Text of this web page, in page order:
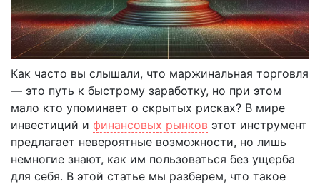
Как часто вы слышали, что маржинальная торговля
— это путь к быстрому заработку, но при этом
мало кто упоминает о скрытых рисках? В мире
инвестиций и финансовых рынков этот инструмент
предлагает невероятные возможности, но лишь
немногие знают, как им пользоваться без ущерба
для себя. В этой статье мы разберем, что такое